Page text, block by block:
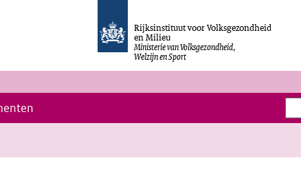
Rijksinstituut voor Volksgezondheid
en Milieu
Ministerie van Volksgezondheid,
Welzijn en Sport
Search